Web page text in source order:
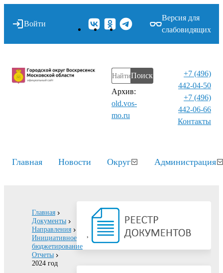
Войти
Версия для
слабовидящих
Поиск
Архив:
old.vos-
mo.ru
+7 (496)
442-04-50
+7 (496)
442-06-66
Контакты⁠
Главная Новости Округ Администрация
Главная
Документы
Направления
Инициативное
бюджетирование
Отчеты
2024 год